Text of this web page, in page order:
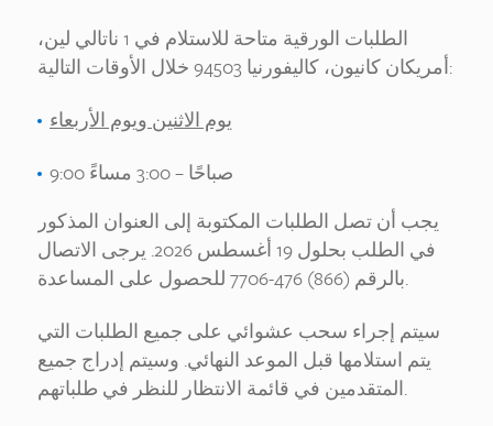
الطلبات الورقية متاحة للاستلام في 1 ناتالي لين،
أمريكان كانيون، كاليفورنيا 94503 خلال الأوقات التالية:
يوم الاثنين ويوم الأربعاء
9:00 صباحًا – 3:00 مساءً
يجب أن تصل الطلبات المكتوبة إلى العنوان المذكور
في الطلب بحلول 19 أغسطس 2026. يرجى الاتصال
بالرقم (866) 476-7706 للحصول على المساعدة.
سيتم إجراء سحب عشوائي على جميع الطلبات التي
يتم استلامها قبل الموعد النهائي. وسيتم إدراج جميع
المتقدمين في قائمة الانتظار للنظر في طلباتهم.